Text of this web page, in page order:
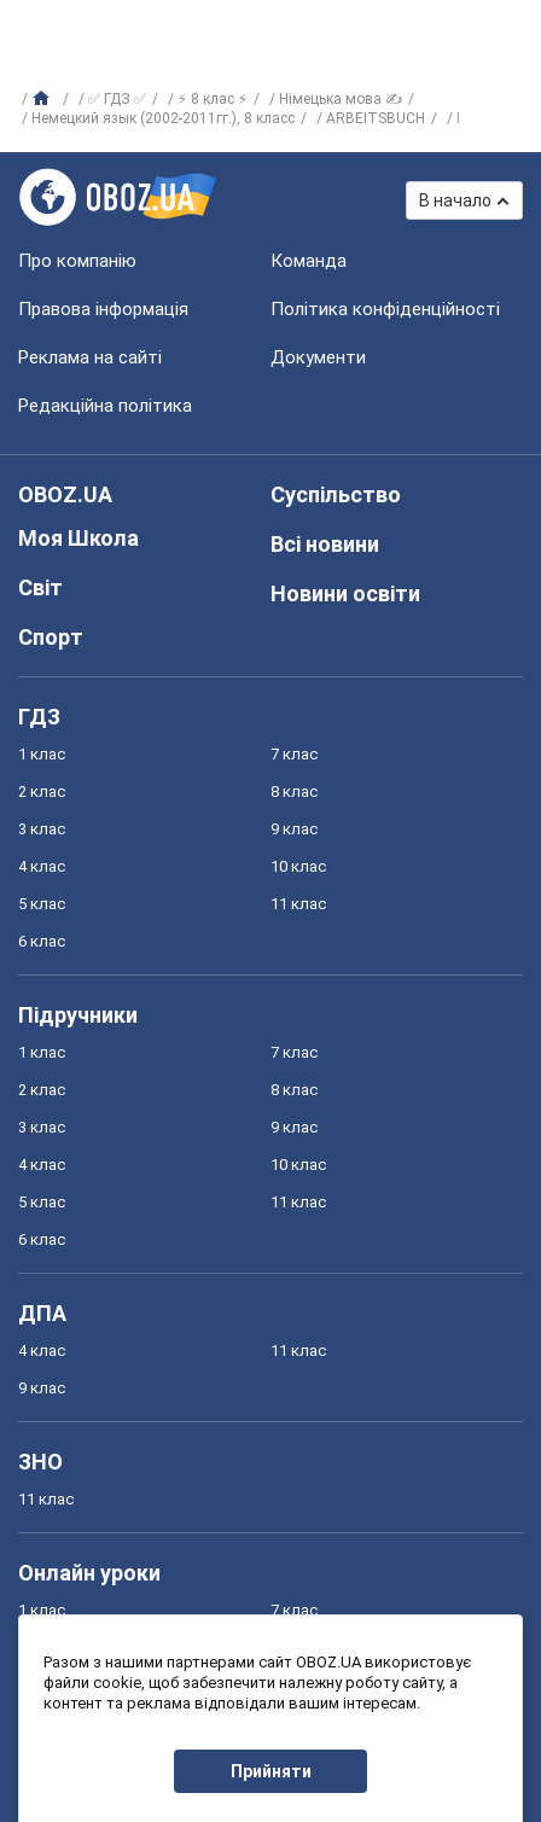
✅ ГДЗ ✅ ⚡ 8 клас ⚡
Німецька мова ✍
Немецкий язык (2002-2011гг.), 8 класс
ARBEITSBUCH
В начало
Про компанію Команда
Правова інформація Політика конфіденційності
Реклама на сайті Документи
Редакційна політика
OBOZ.UA
Моя Школа
Світ
Спорт
Суспільство
Всі новини
Новини освіти
ГДЗ
1 клас
2 клас
3 клас
4 клас
5 клас
6 клас
7 клас
8 клас
9 клас
10 клас
11 клас
Підручники
1 клас
2 клас
3 клас
4 клас
5 клас
6 клас
7 клас
8 клас
9 клас
10 клас
11 клас
ДПА
4 клас
9 клас
11 клас
ЗНО
11 клас
Онлайн уроки
1 клас
3 клас
7 клас
9 клас
Разом з нашими партнерами сайт OBOZ.UA використовує
файли cookie, щоб забезпечити належну роботу сайту, а
контент та реклама відповідали вашим інтересам.
Прийняти